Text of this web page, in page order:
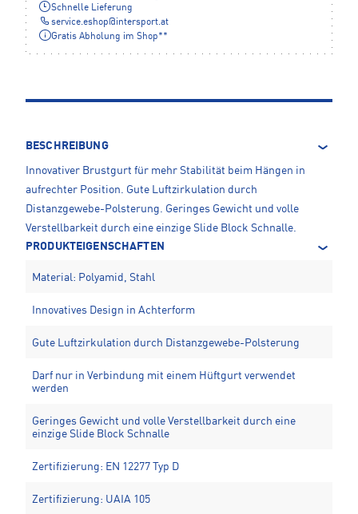
Schnelle Lieferung
service.eshop@ intersport.at
Gratis Abholung im Shop**
BESCHREIBUNG
Innovativer Brustgurt für mehr Stabilität beim Hängen in
aufrechter Position. Gute Luftzirkulation durch
Distanzgewebe-Polsterung. Geringes Gewicht und volle
Verstellbarkeit durch eine einzige Slide Block Schnalle.
PRODUKTEIGENSCHAFTEN
Material: Polyamid, Stahl
Innovatives Design in Achterform
Gute Luftzirkulation durch Distanzgewebe-Polsterung
Darf nur in Verbindung mit einem Hüftgurt verwendet
werden
Geringes Gewicht und volle Verstellbarkeit durch eine
einzige Slide Block Schnalle
Zertifizierung: EN 12277 Typ D
Zertifizierung: UAIA 105